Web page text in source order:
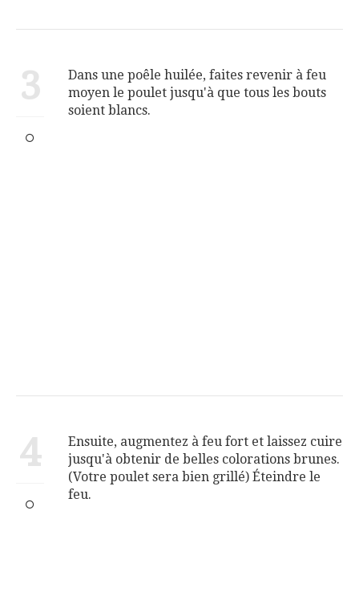
3
Dans une poêle huilée, faites revenir à feu
moyen le poulet jusqu'à que tous les bouts
soient blancs.
4
Ensuite, augmentez à feu fort et laissez cuire
jusqu'à obtenir de belles colorations brunes.
(Votre poulet sera bien grillé) Éteindre le
feu.